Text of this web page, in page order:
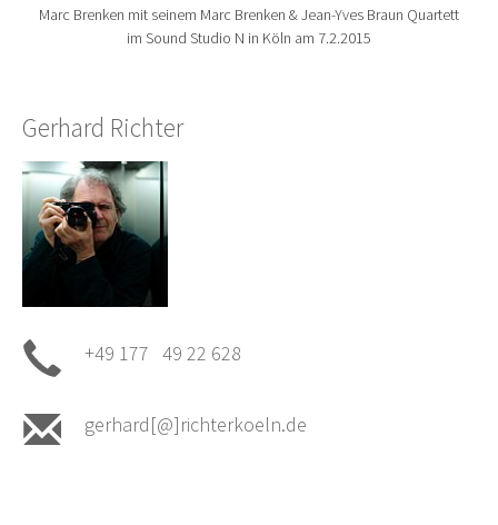
Marc Brenken mit seinem Marc Brenken & Jean-Yves Braun Quartett
im Sound Studio N in Köln am 7.2.2015
Gerhard Richter
+49 177 49 22 628
gerhard[@]richterkoeln.de